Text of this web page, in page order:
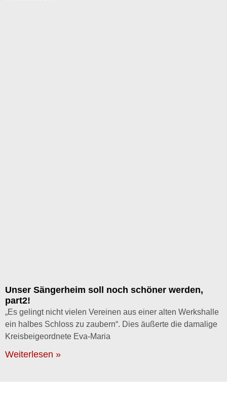
Unser Sängerheim soll noch schöner werden,
part2!
„Es gelingt nicht vielen Vereinen aus einer alten Werkshalle
ein halbes Schloss zu zaubern“. Dies äußerte die damalige
Kreisbeigeordnete Eva-Maria
Weiterlesen »